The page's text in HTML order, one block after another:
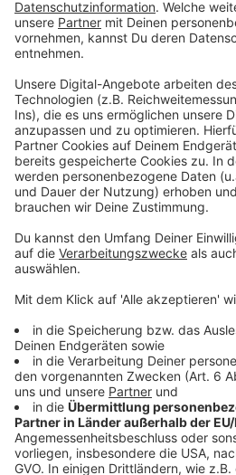
Grüne kritisieren Windkraft-
Prüfung